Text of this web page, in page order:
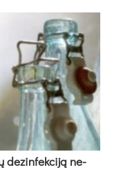
de­zin­fek­ci­ją ne­